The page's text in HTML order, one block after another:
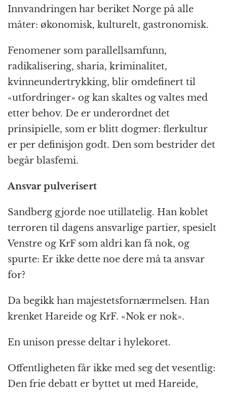
Innvandringen har beriket Norge på alle
måter: økonomisk, kulturelt, gastronomisk.
Fenomener som parallellsamfunn,
radikalisering, sharia, kriminalitet,
kvinneundertrykking, blir omdefinert til
«utfordringer» og kan skaltes og valtes med
etter behov. De er underordnet det
prinsipielle, som er blitt dogmer: flerkultur
er per definisjon godt. Den som bestrider det
begår blasfemi.
Ansvar pulverisert
Sandberg gjorde noe utillatelig. Han koblet
terroren til dagens ansvarlige partier, spesielt
Venstre og KrF som aldri kan få nok, og
spurte: Er ikke dette noe dere må ta ansvar
for?
Da begikk han majestetsfornærmelsen. Han
krenket Hareide og KrF. «Nok er nok».
En unison presse deltar i hylekoret.
Offentligheten får ikke med seg det vesentlig:
Den frie debatt er byttet ut med Hareide,